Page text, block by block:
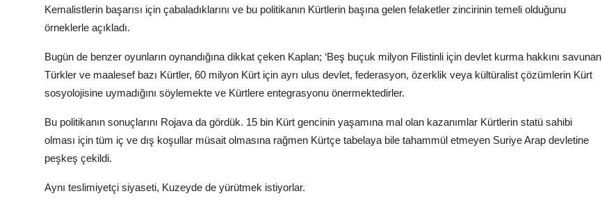
Kemalistlerin başarısı için çabaladıklarını ve bu politikanın Kürtlerin başına gelen felaketler zincirinin temeli olduğunu
örneklerle açıkladı.
Bugün de benzer oyunların oynandığına dikkat çeken Kaplan; ‘Beş buçuk milyon Filistinli için devlet kurma hakkını savunan
Türkler ve maalesef bazı Kürtler, 60 milyon Kürt için ayrı ulus devlet, federasyon, özerklik veya kültüralist çözümlerin Kürt
sosyolojisine uymadığını söylemekte ve Kürtlere entegrasyonu önermektedirler.
Bu politikanın sonuçlarını Rojava da gördük. 15 bin Kürt gencinin yaşamına mal olan kazanımlar Kürtlerin statü sahibi
olması için tüm iç ve dış koşullar müsait olmasına rağmen Kürtçe tabelaya bile tahammül etmeyen Suriye Arap devletine
peşkeş çekildi.
Aynı teslimiyetçi siyaseti, Kuzeyde de yürütmek istiyorlar.